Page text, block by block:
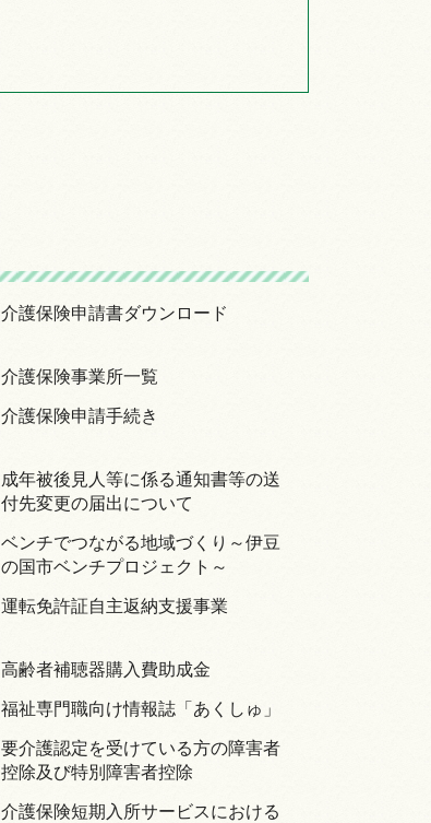
介護保険申請書ダウンロード
介護保険事業所一覧
介護保険申請手続き
成年被後見人等に係る通知書等の送
付先変更の届出について
ベンチでつながる地域づくり～伊豆
の国市ベンチプロジェクト～
運転免許証自主返納支援事業
高齢者補聴器購入費助成金
福祉専門職向け情報誌「あくしゅ」
要介護認定を受けている方の障害者
控除及び特別障害者控除
介護保険短期入所サービスにおける